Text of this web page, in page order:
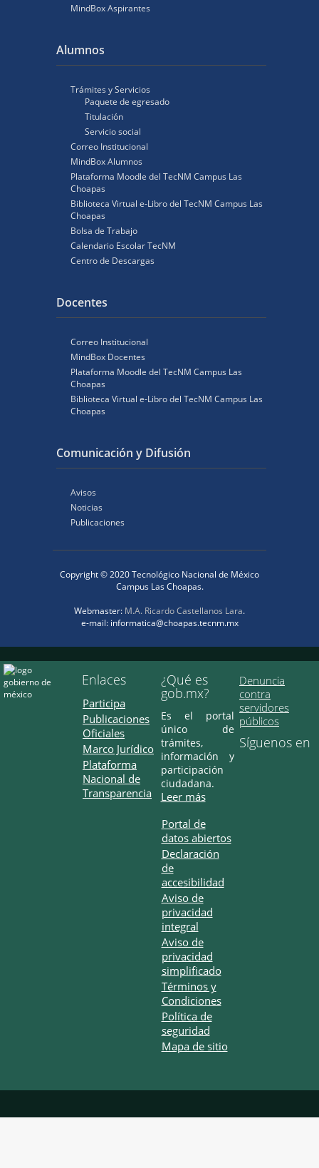
MindBox Aspirantes
Alumnos
Trámites y Servicios
Paquete de egresado
Titulación
Servicio social
Correo Institucional
MindBox Alumnos
Plataforma Moodle del TecNM Campus Las
Choapas
Biblioteca Virtual e-Libro del TecNM Campus Las
Choapas
Bolsa de Trabajo
Calendario Escolar TecNM
Centro de Descargas
Docentes
Correo Institucional
MindBox Docentes
Plataforma Moodle del TecNM Campus Las
Choapas
Biblioteca Virtual e-Libro del TecNM Campus Las
Choapas
Comunicación y Difusión
Avisos
Noticias
Publicaciones
Copyright © 2020 Tecnológico Nacional de México
Campus Las Choapas.
Webmaster: M.A. Ricardo Castellanos Lara.
e-mail: informatica@choapas.tecnm.mx
Enlaces
Participa
Publicaciones
Oficiales
Marco Jurídico
Plataforma
Nacional de
Transparencia
¿Qué es
gob.mx?
Es el portal
único de
trámites,
información y
participación
ciudadana.
Leer más
Portal de
datos abiertos
Declaración
de
accesibilidad
Aviso de
privacidad
integral
Aviso de
privacidad
simplificado
Términos y
Condiciones
Política de
seguridad
Mapa de sitio
Denuncia
contra
servidores
públicos
Síguenos en